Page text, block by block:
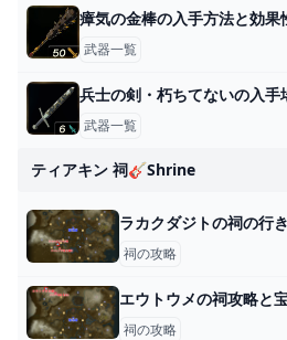
瘴気の金棒の入手方法と効果
武器一覧
兵士の剣・朽ちてないの入手
武器一覧
ティアキン 祠🎸shrine
ラカクダジトの祠の行
祠の攻略
エウトウメの祠攻略と
祠の攻略